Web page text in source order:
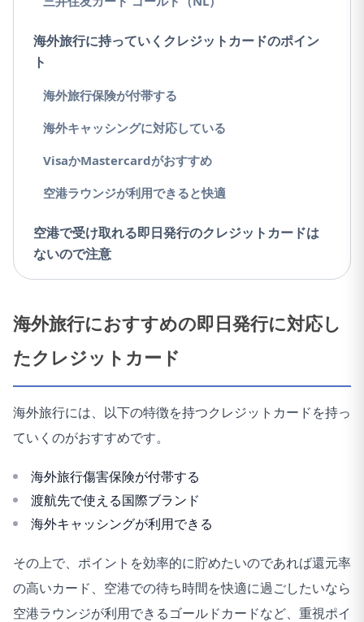
海外旅行に持っていくクレジットカードのポイン
ト
海外旅行保険が付帯する
海外キャッシングに対応している
VisaかMastercardがおすすめ
空港ラウンジが利用できると快適
空港で受け取れる即日発行のクレジットカードは
ないので注意
海外旅行におすすめの即日発行に対応し
たクレジットカード
海外旅行には、以下の特徴を持つクレジットカードを持っ
ていくのがおすすめです。
海外旅行傷害保険が付帯する
渡航先で使える国際ブランド
海外キャッシングが利用できる
その上で、 ポイントを効率的に貯めたいのであれば還元率
の高いカード、 空港での待ち時間を快適に過ごしたいなら
空港ラウンジが利用できるゴールドカードなど、重視ポイ